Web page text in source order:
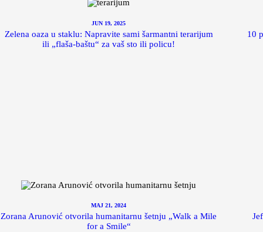
JUN 19, 2025
Zelena oaza u staklu: Napravite sami šarmantni terarijum
ili „flaša-baštu“ za vaš sto ili policu!
10
MAJ 21, 2024
Zorana Arunović otvorila humanitarnu šetnju „Walk a Mile
for a Smile“